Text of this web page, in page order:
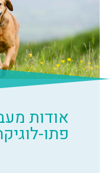
אודות
פתו-